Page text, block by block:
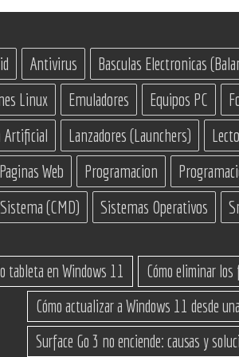
Antivirus Basculas Electronicas
Linux
Emuladores Equipos PC
Artificial
Lanzadores (Launchers)
Paginas Web
Programacion
(CMD)
Sistemas Operativos
tableta en Windows 11